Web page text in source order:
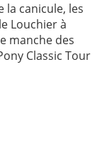
la canicule, les
Louchier à
manche des
Classic Tour